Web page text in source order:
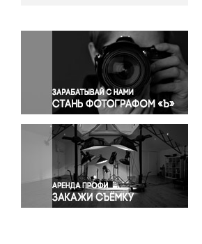
Окружающая среда
Политика
Правосудие
Происшествия и конфликты
Религия
Светская жизнь
Спорт
Экология
Экономика и бизнес